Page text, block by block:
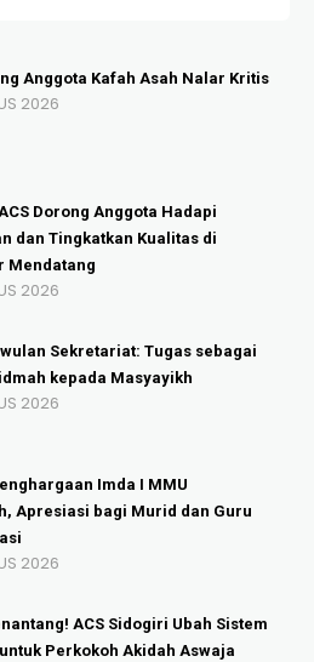
Anggota Kafah Asah Nalar Kritis
2026
Dorong Anggota Hadapi
dan Tingkatkan Kualitas di
Mendatang
2026
Sekretariat: Tugas sebagai
kepada Masyayikh
2026
Imda I MMU
Apresiasi bagi Murid dan Guru
2026
ACS Sidogiri Ubah Sistem
Perkokoh Akidah Aswaja